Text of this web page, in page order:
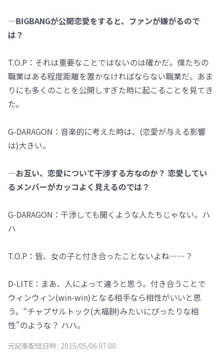
―BIGBANGが公開恋愛をすると、ファンが嫌がるので
は？
T.O.P：それは重要なことではないのは確かだ。僕たちの
職業はある程度距離を置かなければならない職業だ。あま
りにも多くのことを公開しすぎた時に起こることを見てき
た。
G-DARAGON：音楽的に考えた時は、(恋愛が与える影響
は)大きい。
―お互い、恋愛について干渉する方なのか？ 恋愛してい
るメンバーがカッコよく見えるのでは？
G-DARAGON：干渉しても聞くような人たちじゃない。ハ
ハ
T.O.P：皆、女の子と付き合ったことないよね……？
D-LITE：まあ、人によって違うと思う。付き合うことで
ウィンウィン(win-win)となる相手なら相性がいいと思
う。“チャプサルトック(大福餅)みたいにぴったりな相
性”のような？ ハハ。
元記事配信日時 : 2015/05/06 07:00